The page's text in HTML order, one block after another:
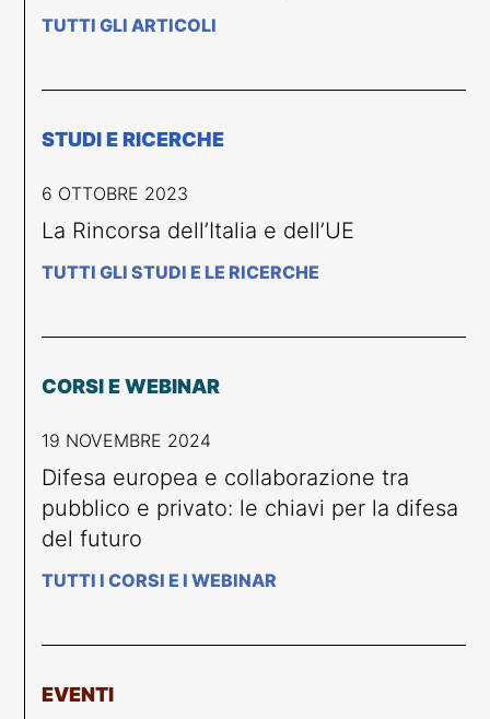
TUTTI GLI ARTICOLI
STUDI E RICERCHE
6 OTTOBRE 2023
La Rincorsa dell’Italia e dell’UE
TUTTI GLI STUDI E LE RICERCHE
CORSI E WEBINAR
19 NOVEMBRE 2024
Difesa europea e collaborazione tra
pubblico e privato: le chiavi per la difesa
del futuro
TUTTI I CORSI E I WEBINAR
EVENTI